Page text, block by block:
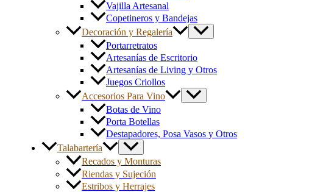
Vajilla Artesanal
Copetineros y Bandejas
Decoración y Regalería
Portarretratos
Artesanías de Escritorio
Artesanías de Living y Otros
Juegos Criollos
Accesorios Para Vino
Botas de Vino
Porta Botellas
Destapadores, Posa Vasos y Otros
Talabartería
Recados y Monturas
Riendas y Sujeción
Estribos y Herrajes